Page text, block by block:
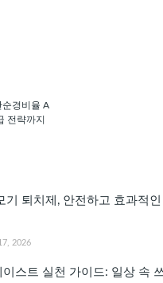
순경비율 A
전략까지
기 퇴치제, 안전하고 효과적인
2026
스트 실천 가이드: 일상 속